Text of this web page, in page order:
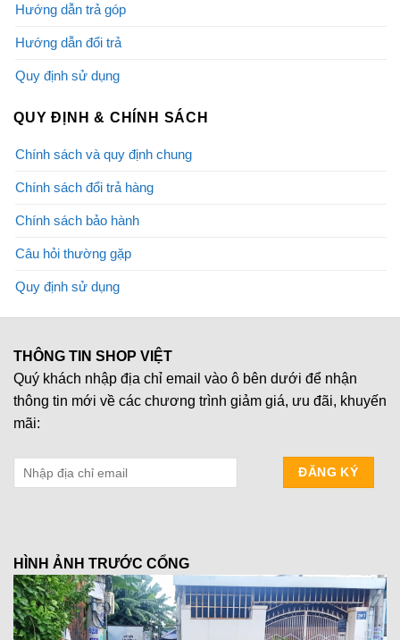
Hướng dẫn trả góp
Hướng dẫn đổi trả
Quy định sử dụng
QUY ĐỊNH & CHÍNH SÁCH
Chính sách và quy định chung
Chính sách đổi trả hàng
Chính sách bảo hành
Câu hỏi thường gặp
Quy định sử dụng
THÔNG TIN SHOP VIỆT
Quý khách nhập địa chỉ email vào ô bên dưới để nhận
thông tin mới về các chương trình giảm giá, ưu đãi, khuyến
mãi:
HÌNH ẢNH TRƯỚC CỔNG